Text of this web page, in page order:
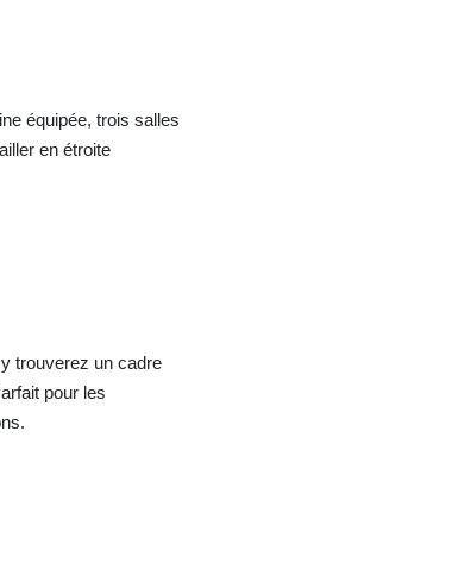
équipée, trois salles
en étroite
trouverez un cadre
pour les